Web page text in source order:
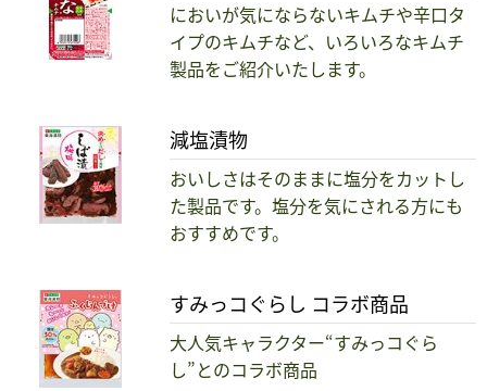
においが気にならないキムチや辛口タ
イプのキムチなど、いろいろなキムチ
製品をご紹介いたします。
減塩漬物
おいしさはそのままに塩分をカットし
た製品です。塩分を気にされる方にも
おすすめです。
すみっコぐらし コラボ商品
大人気キャラクター“すみっコぐら
し”とのコラボ商品